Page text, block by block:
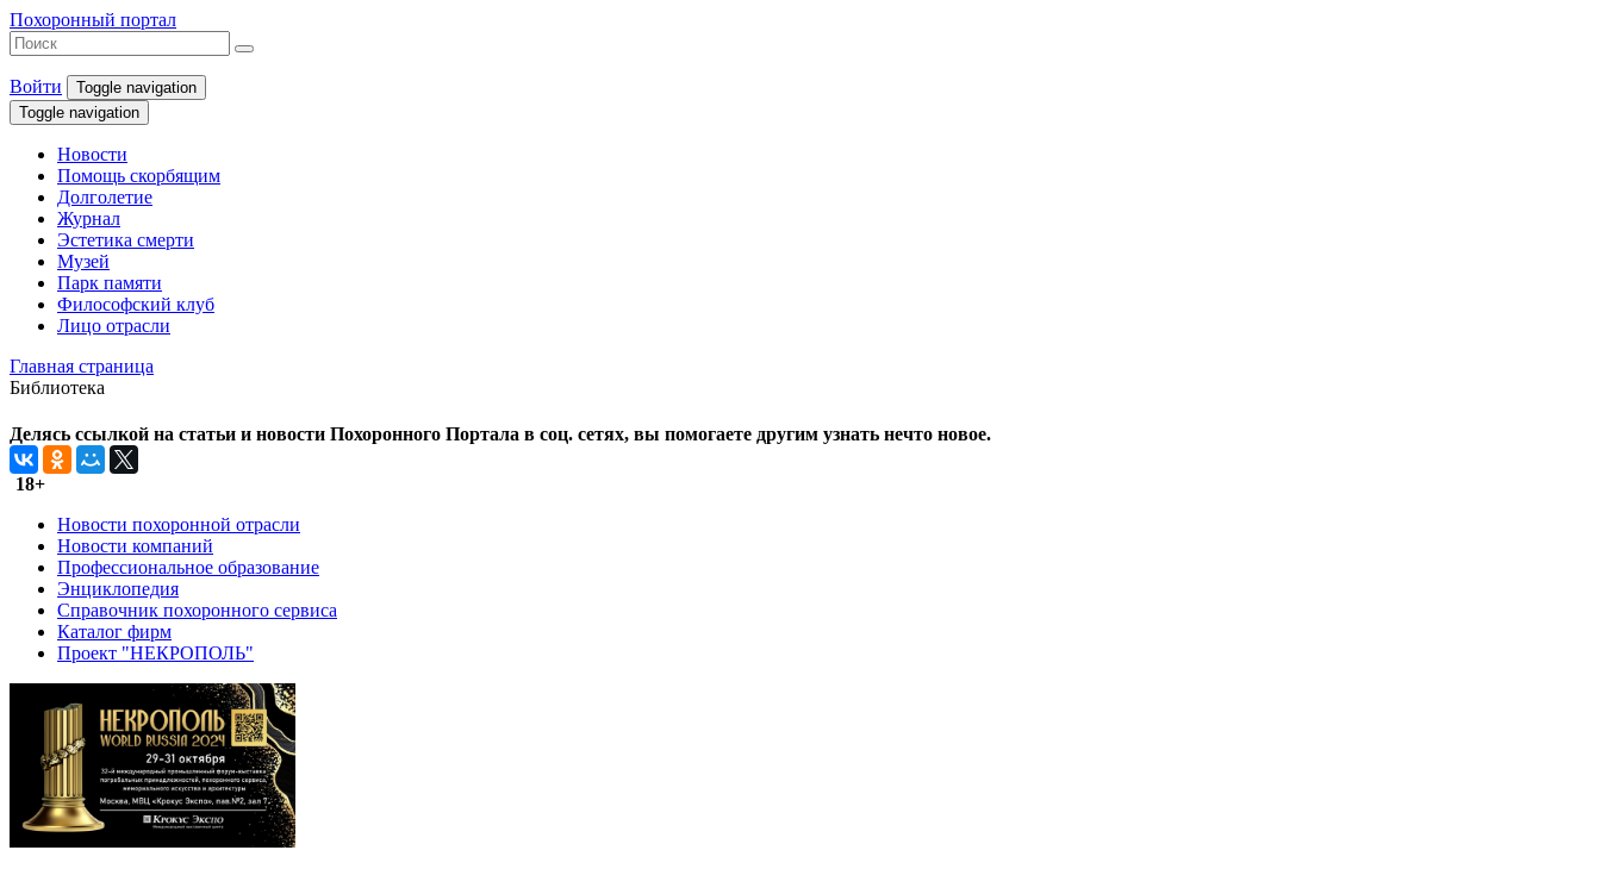
Похоронный портал
Войти
Toggle navigation
Toggle navigation
Новости
Помощь скорбящим
Долголетие
Журнал
Эстетика смерти
Музей
Парк памяти
Философский клуб
Лицо отрасли
Главная страница
Библиотека
Делясь ссылкой на статьи и новости Похоронного Портала в соц. сетях, вы помогаете другим узнать нечто новое.
18+
Новости похоронной отрасли
Новости компаний
Профессиональное образование
Энциклопедия
Справочник похоронного сервиса
Каталог фирм
Проект "НЕКРОПОЛЬ"